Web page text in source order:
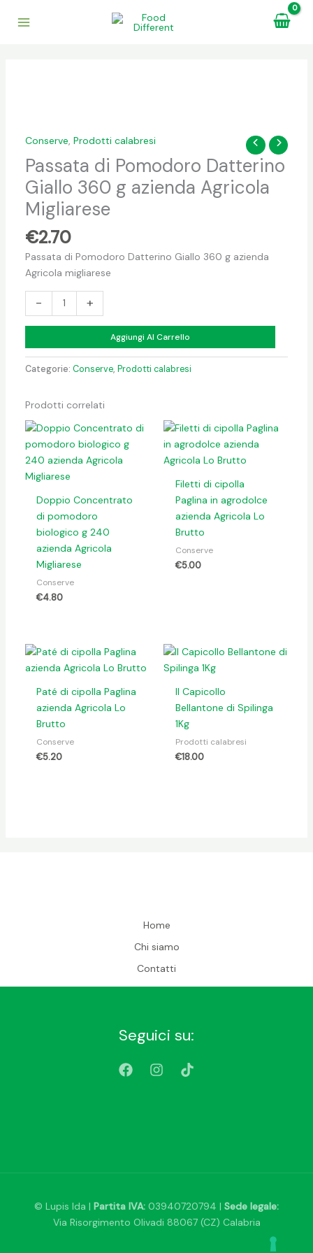
Conserve, Prodotti calabresi
Passata di Pomodoro Datterino
Giallo 360 g azienda Agricola
Migliarese
€2.70
Passata di Pomodoro Datterino Giallo 360 g azienda
Agricola migliarese
-
Datterino
360
g
azienda
Agricola
Migliarese
quantità
+
Aggiungi Al Carrello
Categorie: Conserve, Prodotti calabresi
Prodotti correlati
Doppio Concentrato
di pomodoro
biologico g 240
azienda Agricola
Migliarese
Conserve
€4.80
Filetti di cipolla
Paglina in agrodolce
azienda Agricola Lo
Brutto
Conserve
€5.00
Paté di cipolla Paglina
azienda Agricola Lo
Brutto
Conserve
€5.20
Il Capicollo
Bellantone di Spilinga
1Kg
Prodotti calabresi
€18.00
Home
Chi siamo
Contatti
Seguici su:
© Lupis Ida | Partita IVA: 03940720794 | Sede legale:
Via Risorgimento Olivadi 88067 (CZ) Calabria